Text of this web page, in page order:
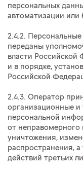
персональных
автоматизации или
2.4.2.
переданы
власти Российской
и в порядке,
Российской
2.4.3. Оператор
организационные
персональной
от неправомерного
уничтожения,
распространения,
действий третьих